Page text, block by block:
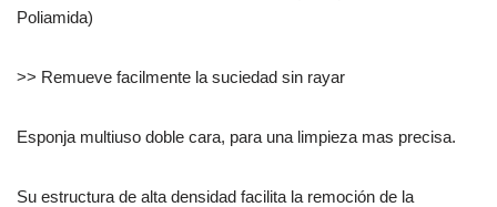
Poliamida)
>> Remueve facilmente la suciedad sin rayar
Esponja multiuso doble cara, para una limpieza mas precisa.
Su estructura de alta densidad facilita la remoción de la